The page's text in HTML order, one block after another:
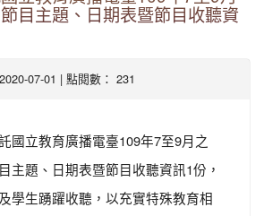
目主題、日期表暨節目收聽資
07-01 | 點閱數： 231
國立教育廣播電臺109年7至9月之
主題、日期表暨節目收聽資訊1份，
學生踴躍收聽，以充實特殊教育相